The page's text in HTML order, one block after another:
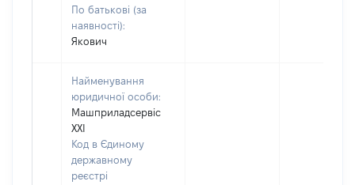
По батькові (за
наявності):
Якович
Найменування
юридичної особи:
Машприладсервіс
ХХІ
Код в Єдиному
державному
реєстрі